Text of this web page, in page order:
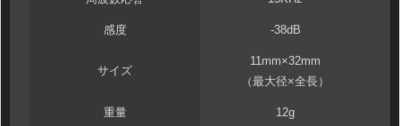
感度 -38dB
サイズ
11mm×32mm
（最大径×全長）
重量 12g